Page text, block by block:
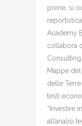
prime, si
Academy
collabora
Mappe
delle
testi
“Investire
all’analisi